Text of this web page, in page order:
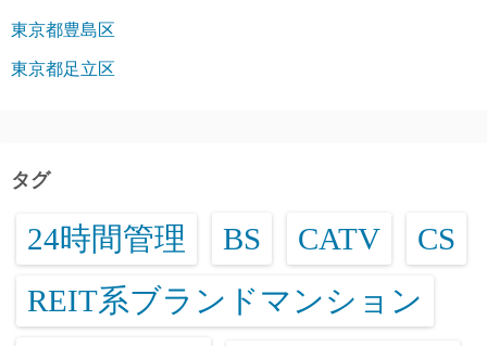
東京都豊島区
東京都足立区
タグ
24時間管理 BS CATV CS
REIT系ブランドマンション